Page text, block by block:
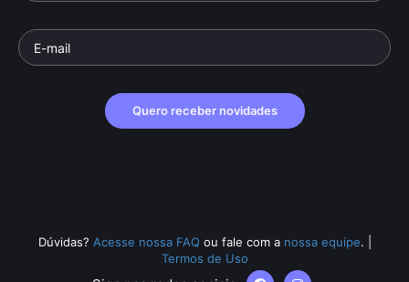
Quero receber novidades
Dúvidas? Acesse nossa FAQ ou fale com a nossa equipe.
Termos de Uso